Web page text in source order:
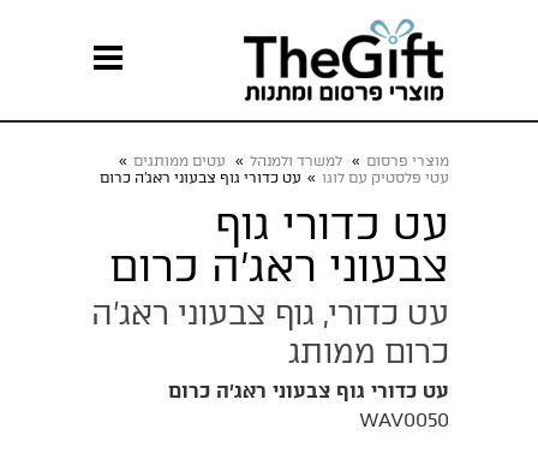
מוצרי פרסום » למשרד ולמנהל » עטים ממותגים »
עטי פלסטיק עם לוגו » עט כדורי גוף צבעוני ראג’ה כרום
עט כדורי גוף
צבעוני ראג’ה כרום
עט כדורי, גוף צבעוני ראג’ה
כרום ממותג
עט כדורי גוף צבעוני ראג’ה כרום
WAV0050